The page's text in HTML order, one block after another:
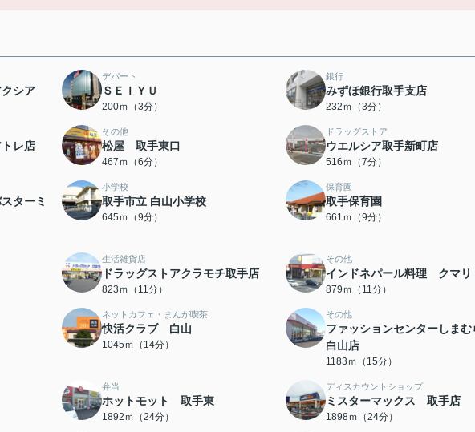
シア
デパート
ＳＥＩＹＵ
200ｍ（3分）
銀行
みずほ銀行取手支店
232ｍ（3分）
レ店
その他
松屋 取手東口
467ｍ（6分）
ドラッグストア
ウエルシア取手新町店
516ｍ（7分）
ターミ
小学校
取手市立 白山小学校
645ｍ（9分）
保育園
取手保育園
661ｍ（9分）
生活雑貨店
ドラッグストアクラモチ取手店
823ｍ（11分）
その他
インドネパール料理 クマリ
879ｍ（11分）
ネットカフェ・まんが喫茶
快活クラブ 白山
1045ｍ（14分）
その他
ファッションセンターしま
白山店
1183ｍ（15分）
弁当
ホットモット 取手東
1892ｍ（24分）
ディスカウントショップ
ミスターマックス 取手店
1898ｍ（24分）